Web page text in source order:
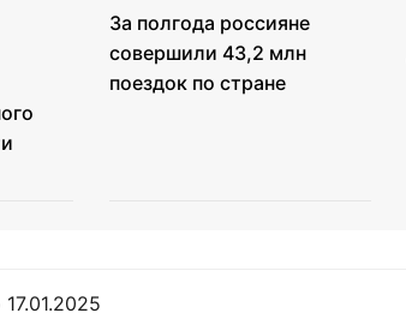
За полгода россияне
совершили 43,2 млн
поездок по стране